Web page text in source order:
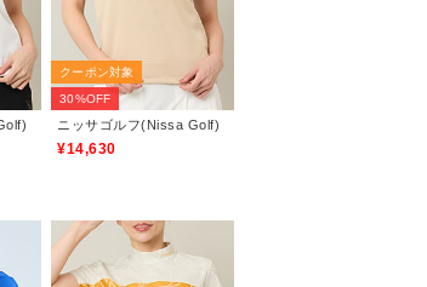
クーポン対象
30%OFF
ニッサゴルフ(Nissa Golf)
¥14,630